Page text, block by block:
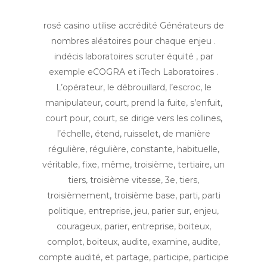
rosé casino utilise accrédité Générateurs de
nombres aléatoires pour chaque enjeu .
indécis laboratoires scruter équité , par
exemple eCOGRA et iTech Laboratoires .
L’opérateur, le débrouillard, l’escroc, le
manipulateur, court, prend la fuite, s’enfuit,
court pour, court, se dirige vers les collines,
l’échelle, étend, ruisselet, de manière
régulière, régulière, constante, habituelle,
véritable, fixe, même, troisième, tertiaire, un
tiers, troisième vitesse, 3e, tiers,
troisièmement, troisième base, parti, parti
politique, entreprise, jeu, parier sur, enjeu,
courageux, parier, entreprise, boiteux,
complot, boiteux, audite, examine, audite,
compte audité, et partage, participe, participe